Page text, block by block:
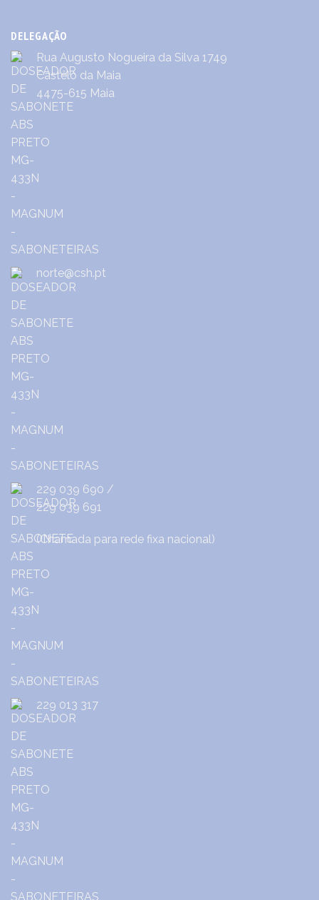
DELEGAÇÃO
Rua Augusto Nogueira da Silva 1749
Castêlo da Maia
4475-615 Maia
norte@csh.pt
229 039 690 /
229 039 691
(Chamada para rede fixa nacional)
229 013 317